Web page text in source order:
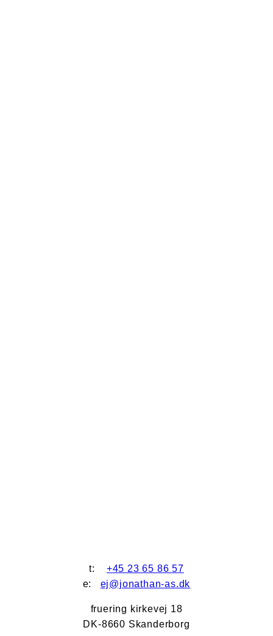
t: +45 23 65 86 57
e: ej@jonathan-as.dk
fruering kirkevej 18
DK-8660 Skanderborg